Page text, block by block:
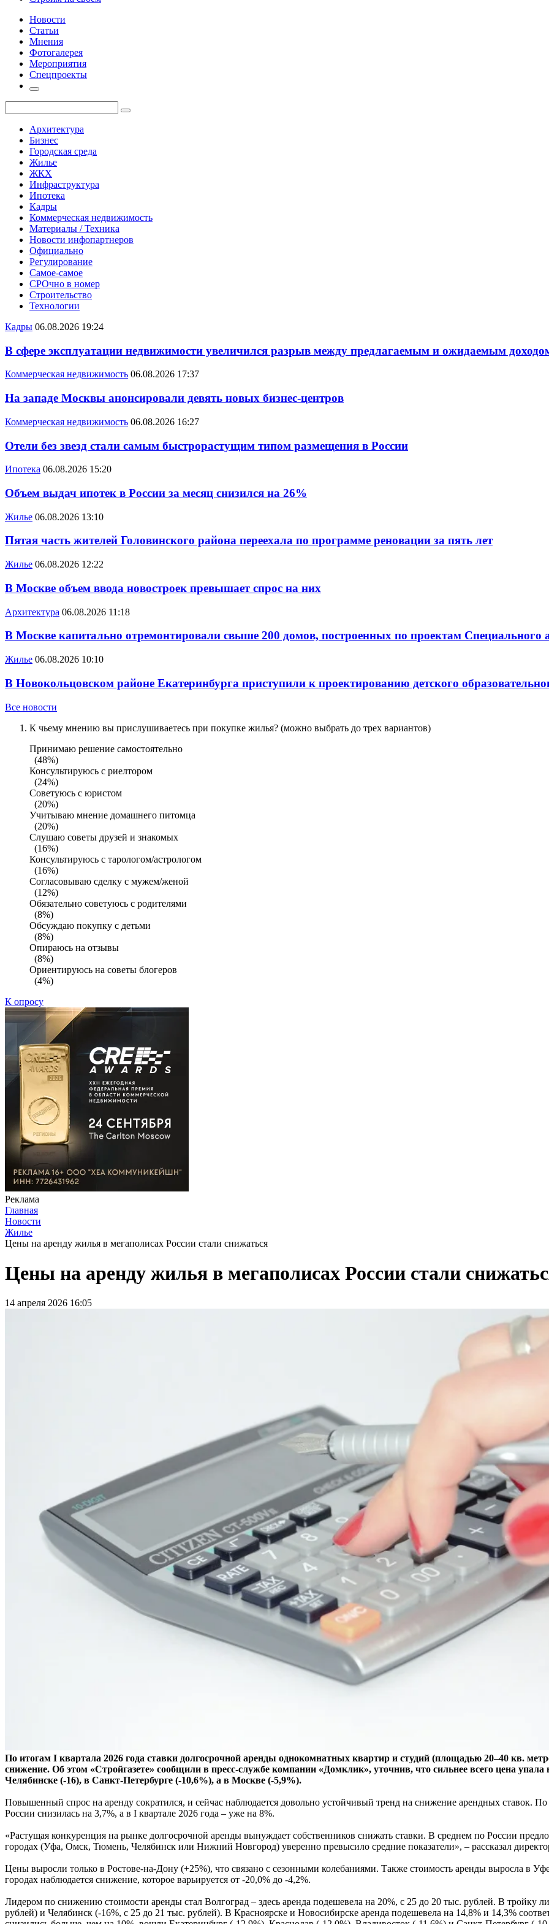
Новости
Статьи
Мнения
Фотогалерея
Мероприятия
Спецпроекты
Архитектура
Бизнес
Городская среда
Жилье
ЖКХ
Инфраструктура
Ипотека
Кадры
Коммерческая недвижимость
Материалы / Техника
Новости инфопартнеров
Официально
Регулирование
Самое-самое
СРОчно в номер
Строительство
Технологии
Кадры 06.08.2026 19:24
В сфере эксплуатации недвижимости увеличился разрыв между предлагаемым и ожидаемым
Коммерческая недвижимость 06.08.2026 17:37
На западе Москвы анонсировали девять новых бизнес-центров
Коммерческая недвижимость 06.08.2026 16:27
Отели без звезд стали самым быстрорастущим типом размещения в России
Ипотека 06.08.2026 15:20
Объем выдач ипотек в России за месяц снизился на 26%
Жилье 06.08.2026 13:10
Пятая часть жителей Головинского района переехала по программе реновации за пять лет
Жилье 06.08.2026 12:22
В Москве объем ввода новостроек превышает спрос на них
Архитектура 06.08.2026 11:18
В Москве капитально отремонтировали свыше 200 домов, построенных по проектам Специального
Жилье 06.08.2026 10:10
В Новокольцовском районе Екатеринбурга приступили к проектированию детского
Все новости
К чьему мнению вы прислушиваетесь при покупке жилья? (можно выбрать до трех вариантов)
Принимаю решение самостоятельно
(48%)
Консультируюсь с риелтором
(24%)
Советуюсь с юристом
(20%)
Учитываю мнение домашнего питомца
(20%)
Слушаю советы друзей и знакомых
(16%)
Консультируюсь с тарологом/астрологом
(16%)
Согласовываю сделку с мужем/женой
(12%)
Обязательно советуюсь с родителями
(8%)
Обсуждаю покупку с детьми
(8%)
Опираюсь на отзывы
(8%)
Ориентируюсь на советы блогеров
(4%)
К опросу
Реклама
Главная
Новости
Жилье
Цены на аренду жилья в мегаполисах России стали снижаться
Цены на аренду жилья в мегаполисах России стали
14 апреля 2026 16:05
По итогам I квартала 2026 года ставки долгосрочной аренды однокомнатных квартир и студий (площадью 20–40 кв.
снижение. Об этом «Стройгазете» сообщили в пресс-службе компании «Домклик», уточнив, что сильнее всего цена
Челябинске (-16), в Санкт-Петербурге (-10,6%), а в Москве (-5,9%).
Повышенный спрос на аренду сократился, и сейчас наблюдается довольно устойчивый тренд на снижение арендных ставок.
России снизилась на 3,7%, а в I квартале 2026 года – уже на 8%.
«Растущая конкуренция на рынке долгосрочной аренды вынуждает собственников снижать ставки. В среднем по России
городах (Уфа, Омск, Тюмень, Челябинск или Нижний Новгород) уверенно превысило средние показатели», – рассказал
Цены выросли только в Ростове-на-Дону (+25%), что связано с сезонными колебаниями. Также стоимость аренды выросла в
городах наблюдается снижение, которое варьируется от -20,0% до -4,2%.
Лидером по снижению стоимости аренды стал Волгоград – здесь аренда подешевела на 20%, с 25 до 20 тыс. рублей. В
рублей) и Челябинск (-16%, с 25 до 21 тыс. рублей). В Красноярске и Новосибирске аренда подешевела на 14,8% и 14,3%